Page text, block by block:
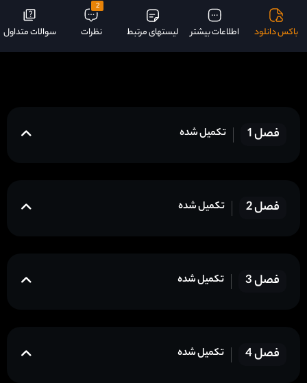
باکس دانلود اطلاعات بیشتر لیستهای مرتبط
2
نظرات سوالات متداول
فصل 1 تکمیل شده
فصل 2 تکمیل شده
فصل 3 تکمیل شده
فصل 4 تکمیل شده